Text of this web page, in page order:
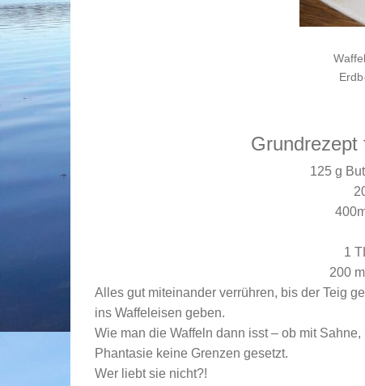
Grundrezept
125 g
1
200
Alles gut miteinander verrühren, bis der Teig
ins Waffeleisen geben.
Wie man die Waffeln dann isst – ob mit
Phantasie keine Grenzen gesetzt.
Wer liebt sie nicht?!